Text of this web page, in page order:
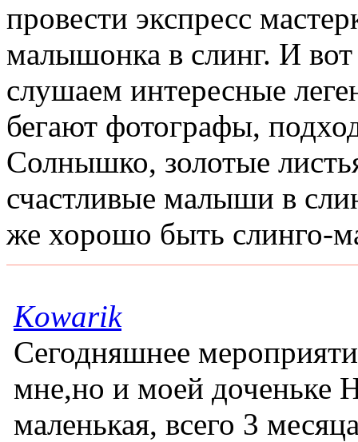
провести экспресс
малышонка в слинг. И
слушаем интересные
бегают фотографы,
Солнышко, золотые
счастливые малыши в
же хорошо быть слинго-
Kowarik
Сегодняшнее
мне,но и моей доченьке
маленькая, всего 3